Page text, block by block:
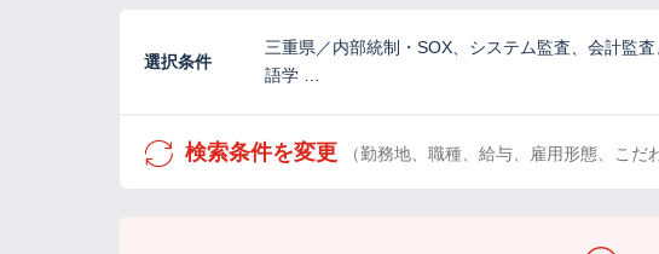
選択条件
三重県／内部統制・SOX、システム監査、会計監
語学 …
検索条件を変更 （勤務地、職種、給与、雇用形態、こだ